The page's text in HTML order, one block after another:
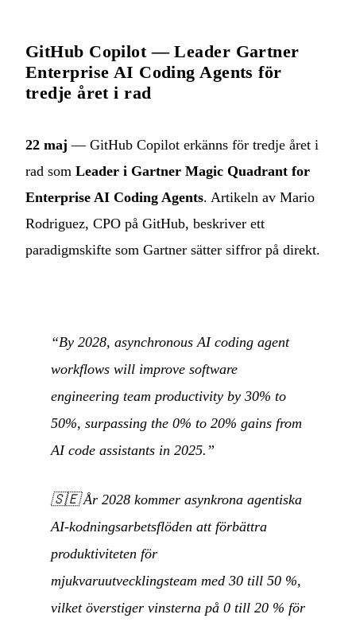
GitHub Copilot — Leader Gartner
Enterprise AI Coding Agents för
tredje året i rad
22 maj — GitHub Copilot erkänns för tredje året i
rad som Leader i Gartner Magic Quadrant for
Enterprise AI Coding Agents. Artikeln av Mario
Rodriguez, CPO på GitHub, beskriver ett
paradigmskifte som Gartner sätter siffror på direkt.
“By 2028, asynchronous AI coding agent
workflows will improve software
engineering team productivity by 30% to
50%, surpassing the 0% to 20% gains from
AI code assistants in 2025.”
🇸🇪År 2028 kommer asynkrona agentiska
AI-kodningsarbetsflöden att förbättra
produktiviteten för
mjukvaruutvecklingsteam med 30 till 50 %,
vilket överstiger vinsterna på 0 till 20 % för